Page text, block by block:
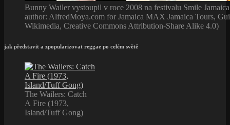
Bunny Wailer vystoupil v roce 2008 na festivalu Smile
author: AlfredMoya.com for Jamaica MAX Jamaica Tours,
Wikimedia, Creative Commons Attribution-Share Alike 4.0)
jak představit a zpopularizovat reggae po celém světě
The Wailers: Catch
A Fire (1973,
Island/Tuff Gong)